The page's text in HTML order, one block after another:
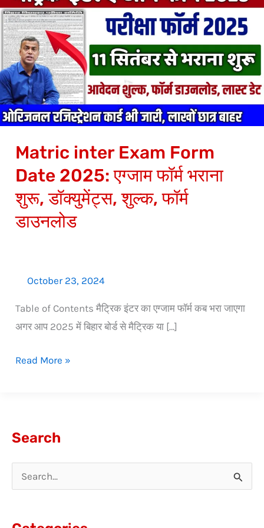
Matric inter Exam Form
Date 2025: एग्जाम फॉर्म भराना
शुरू, डॉक्युमेंट्स, शुल्क, फॉर्म
डाउनलोड
October 23, 2024
Table of Contents मैट्रिक इंटर का एग्जाम फॉर्म कब भरा जाएगा
अगर आप 2025 में बिहार बोर्ड से मैट्रिक या […]
inter
Exam
Form
Date
2025:
एग्जाम
फॉर्म
शुरू,
डॉक्युमेंट्स,
फॉर्म
डाउनलोड
Read More »
Search